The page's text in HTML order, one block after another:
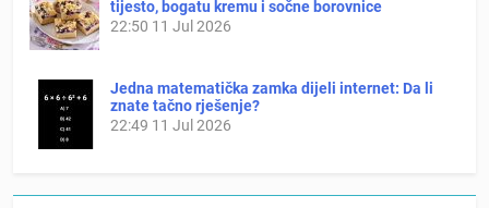
tijesto, bogatu kremu i sočne borovnice
22:50 11 Jul 2026
Jedna matematička zamka dijeli internet: Da li
znate tačno rješenje?
22:49 11 Jul 2026